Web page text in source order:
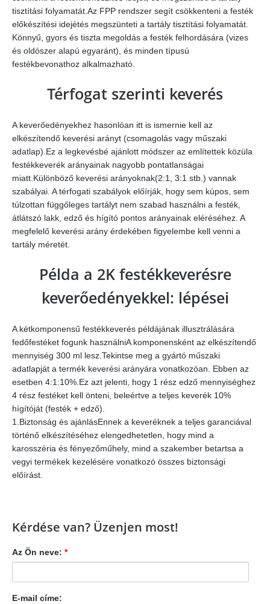
tisztítási folyamatát.Az FPP rendszer segít csökkenteni a festék
előkészítési idejétés megszünteti a tartály tisztítási folyamatát.
Könnyű, gyors és tiszta megoldás a festék felhordására (vizes
és oldószer alapú egyaránt), és minden típusú
festékbevonathoz alkalmazható.
Térfogat szerinti keverés
A keverőedényekhez hasonlóan itt is ismernie kell az
elkészítendő keverési arányt (csomagolás vagy műszaki
adatlap).Ez a legkevésbé ajánlott módszer az említettek közüla
festékkeverék arányainak nagyobb pontatlanságai
miatt.Különböző keverési arányoknak(2:1, 3:1 stb.) vannak
szabályai. A térfogati szabályok előírják, hogy sem kúpos, sem
túlzottan függőleges tartályt nem szabad használni a festék,
átlátszó lakk, edző és hígító pontos arányainak eléréséhez. A
megfelelő keverési arány érdekében figyelembe kell venni a
tartály méretét.
Példa a 2K festékkeverésre
keverőedényekkel: lépései
A kétkomponensű festékkeverés példájának illusztrálására
fedőfestéket fogunk használniA komponensként az elkészítendő
mennyiség 300 ml lesz.Tekintse meg a gyártó műszaki
adatlapját a termék keverési arányára vonatkozóan. Ebben az
esetben 4:1:10%.Ez azt jelenti, hogy 1 rész edző mennyiséghez
4 rész festéket kell önteni, beleértve a teljes keverék 10%
hígítóját (festék + edző).
1.Biztonság és ajánlásEnnek a keveréknek a teljes garanciával
történő elkészítéséhez elengedhetetlen, hogy mind a
karosszéria és fényezőműhely, mind a szakember betartsa a
vegyi termékek kezelésére vonatkozó összes biztonsági
előírást.
Kérdése van? Üzenjen most!
Az Ön neve: *
E-mail címe: